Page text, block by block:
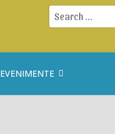
Search
EVENIMENTE